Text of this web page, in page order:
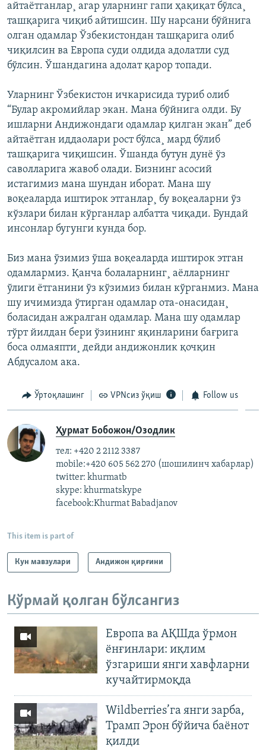
айтаëтганлар¸ агар уларнинг гапи ҳақиқат бўлса¸
ташқарига чиқиб айтишсин. Шу нарсани бўйнига
олган одамлар Ўзбекистондан ташқарига олиб
чиқилсин ва Европа суди олдида адолатли суд
бўлсин. Ўшандагина адолат қарор топади.
Уларнинг Ўзбекистон ичкарисида туриб олиб
“Булар акромийлар экан. Мана бўйнига олди. Бу
ишларни Андижондаги одамлар қилган экан” деб
айтаëтган иддаолари рост бўлса¸ мард бўлиб
ташқарига чиқишсин. Ўшанда бутун дунë ўз
саволларига жавоб олади. Бизнинг асосий
истагимиз мана шундан иборат. Мана шу
воқеаларда иштирок этганлар¸ бу воқеаларни ўз
кўзлари билан кўрганлар албатта чиқади. Бундай
инсонлар бугунги кунда бор.
Биз мана ўзимиз ўша воқеаларда иштирок этган
одамлармиз. Қанча болаларнинг¸ аëлларнинг
ўлиги ëтганини ўз кўзимиз билан кўрганмиз. Мана
шу ичимизда ўтирган одамлар ота-онасидан¸
боласидан ажралган одамлар. Мана шу одамлар
тўрт йилдан бери ўзининг яқинларини бағрига
боса олмаяпти¸ дейди андижонлик қочқин
Абдусалом ака.
Ўртоқлашинг VPNсиз ўқиш Follow us
Ҳурмат Бобожон/Озодлик
тел: +420 2 2112 3387
mobile:+420 605 562 270 (шошилинч хабарлар)
twitter: khurmatb
skype: khurmatskype
facebook:Khurmat Babadjanov
This item is part of
Кун мавзулари Андижон қирғини
Кўрмай қолган бўлсангиз
Европа ва АҚШда ўрмон
ёнғинлари: иқлим
ўзгариши янги хавфларни
кучайтирмоқда
Wildberries’га янги зарба,
Трамп Эрон бўйича баёнот
қилди